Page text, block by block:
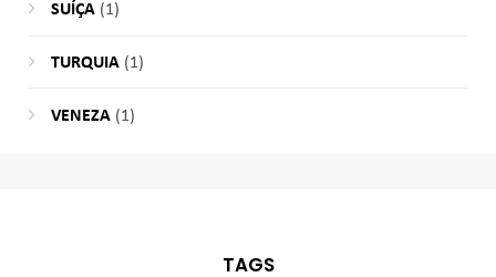
SUÍÇA(1)
TURQUIA(1)
VENEZA(1)
TAGS